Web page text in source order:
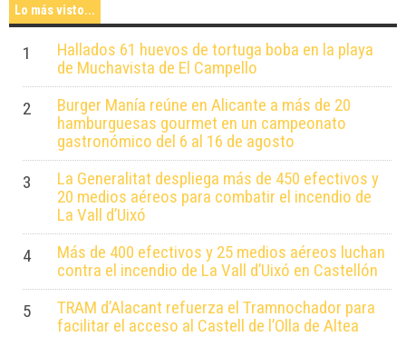
Lo más visto...
1
Hallados 61 huevos de tortuga boba en la playa
de Muchavista de El Campello
2
Burger Manía reúne en Alicante a más de 20
hamburguesas gourmet en un campeonato
gastronómico del 6 al 16 de agosto
3
La Generalitat despliega más de 450 efectivos y
20 medios aéreos para combatir el incendio de
La Vall d’Uixó
4
Más de 400 efectivos y 25 medios aéreos luchan
contra el incendio de La Vall d’Uixó en Castellón
5
TRAM d’Alacant refuerza el Tramnochador para
facilitar el acceso al Castell de l’Olla de Altea